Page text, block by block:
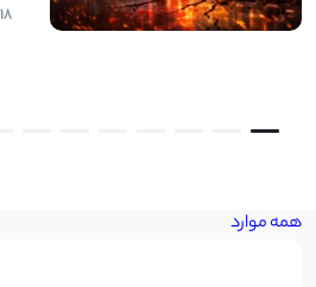
18 بهمن 1404
همه موارد